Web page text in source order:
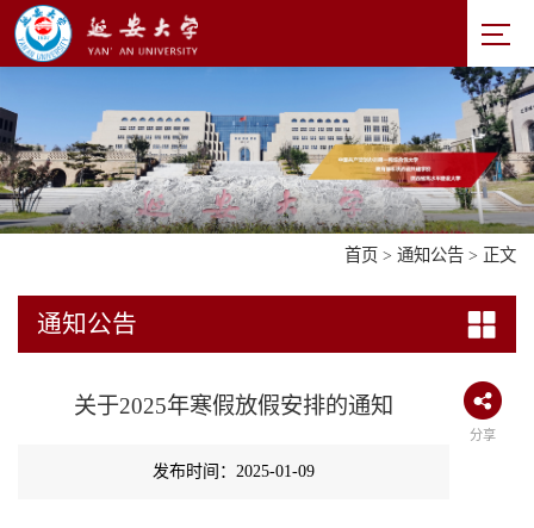
首页 > 通知公告 > 正文
通知公告
关于2025年寒假放假安排的通知
分享
发布时间：2025-01-09